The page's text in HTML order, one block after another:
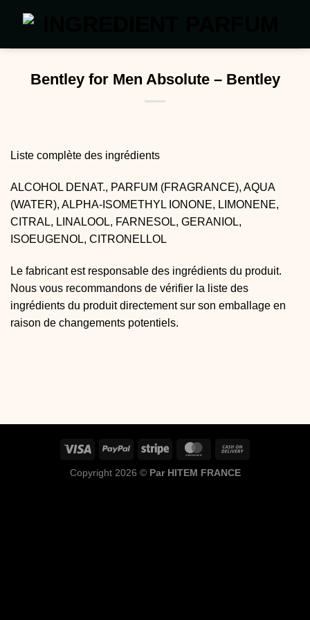
Bentley for Men Absolute – Bentley
Liste complète des ingrédients
ALCOHOL DENAT., PARFUM (FRAGRANCE), AQUA
(WATER), ALPHA-ISOMETHYL IONONE, LIMONENE,
CITRAL, LINALOOL, FARNESOL, GERANIOL,
ISOEUGENOL, CITRONELLOL
Le fabricant est responsable des ingrédients du produit.
Nous vous recommandons de vérifier la liste des
ingrédients du produit directement sur son emballage en
raison de changements potentiels.
Copyright 2026 © Par HITEM FRANCE